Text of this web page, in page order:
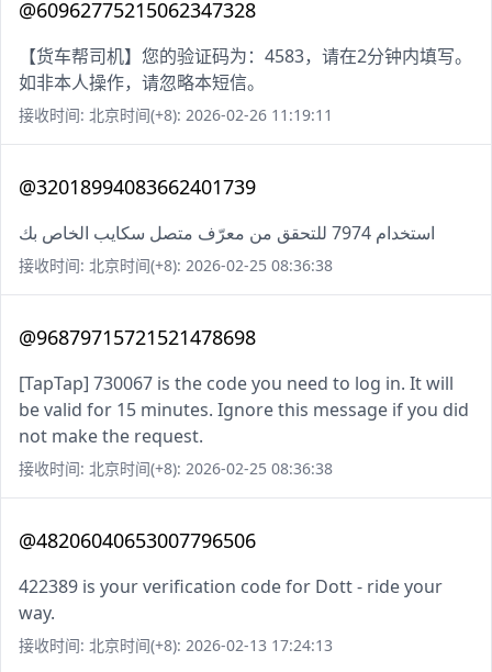
@60962775215062347328
【货车帮司机】您的验证码为：4583，请在2分钟内填写。
如非本人操作，请忽略本短信。
接收时间: 北京时间(+8): 2026-02-26 11:19:11
@32018994083662401739
استخدام 7974 للتحقق من معرّف متصل سكايب الخاص بك
接收时间: 北京时间(+8): 2026-02-25 08:36:38
@96879715721521478698
[TapTap] 730067 is the code you need to log in. It will
be valid for 15 minutes. Ignore this message if you did
not make the request.
接收时间: 北京时间(+8): 2026-02-25 08:36:38
@48206040653007796506
422389 is your verification code for Dott - ride your
way.
接收时间: 北京时间(+8): 2026-02-13 17:24:13